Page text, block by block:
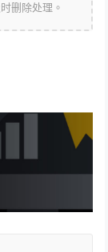
删除处理。